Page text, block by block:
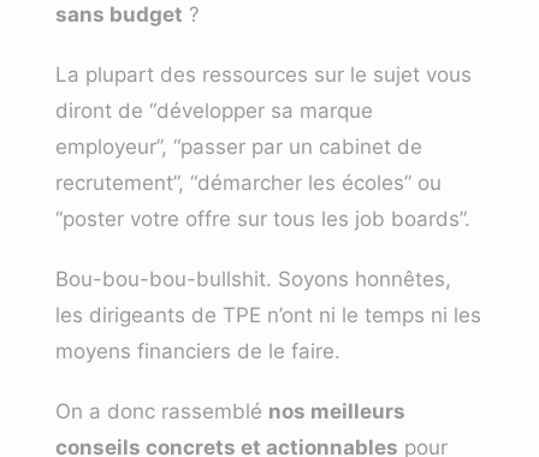
sans budget ?
La plupart des ressources sur le sujet vous
diront de “développer sa marque
employeur”, “passer par un cabinet de
recrutement”, “démarcher les écoles” ou
“poster votre offre sur tous les job boards”.
Bou-bou-bou-bullshit. Soyons honnêtes,
les dirigeants de TPE n’ont ni le temps ni les
moyens financiers de le faire.
On a donc rassemblé nos meilleurs
conseils concrets et actionnables pour